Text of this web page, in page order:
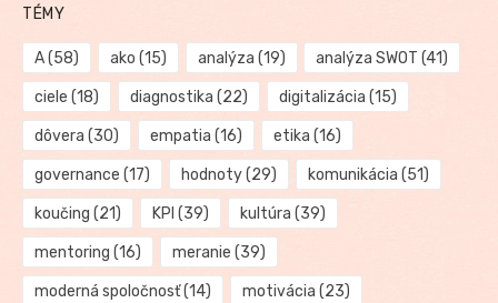
TÉMY
A(58) ako (15) analýza (19) analýza SWOT (41)
ciele (18) diagnostika (22) digitalizácia (15)
dôvera (30) empatia (16) etika (16)
governance (17) hodnoty(29) komunikácia (51)
koučing (21) KPI (39) kultúra (39)
mentoring (16) meranie (39)
moderná spoločnosť(14) motivácia (23)